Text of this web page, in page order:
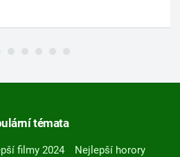
témata
filmy 2024
Nejlepší horory